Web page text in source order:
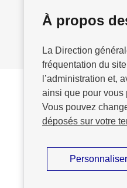
À propos
La Direction
fréquentation du
l’administration et,
ainsi que pour vous
Vous pouvez
déposés sur votre
Personnaliser